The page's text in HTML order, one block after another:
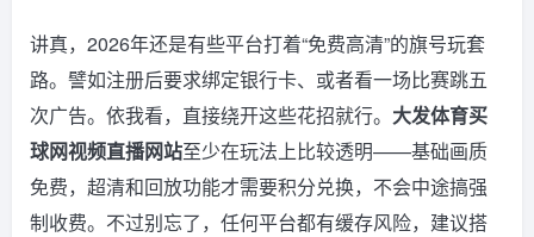
讲真，2026年还是有些平台打着“免费高清”的旗号玩套
路。譬如注册后要求绑定银行卡、或者看一场比赛跳五
次广告。依我看，直接绕开这些花招就行。 大发体育买
球网视频直播网站至少在玩法上比较透明——基础画质
免费，超清和回放功能才需要积分兑换，不会中途搞强
制收费。不过别忘了，任何平台都有缓存风险，建议搭